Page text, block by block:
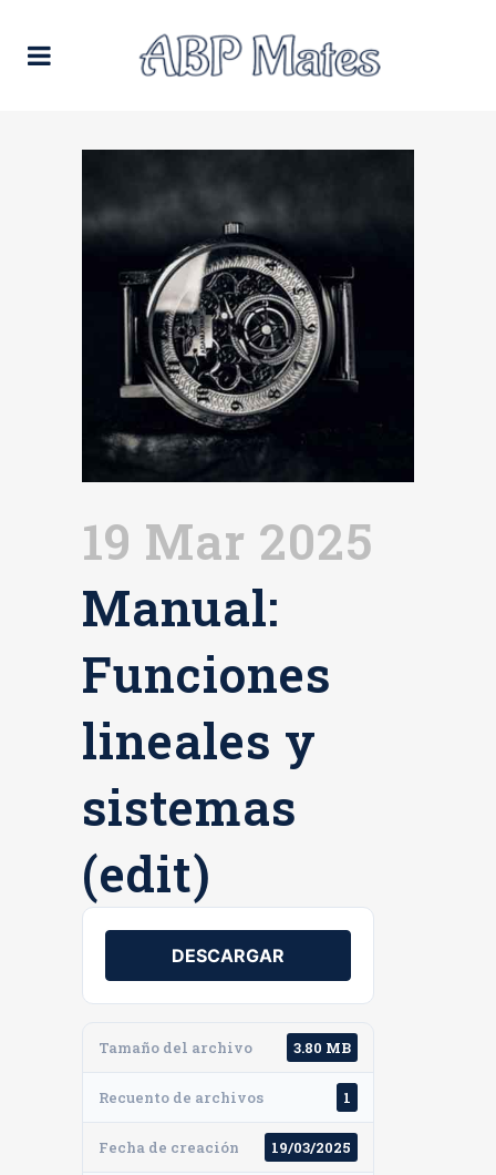
19 Mar 2025
Manual:
Funciones
lineales y
sistemas
(edit)
DESCARGAR
Tamaño del archivo 3.80 MB
Recuento de archivos 1
Fecha de creación 19/03/2025